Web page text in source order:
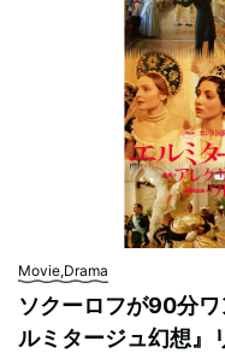
Movie,Drama
ソクーロフが90分
ルミタージュ幻想』